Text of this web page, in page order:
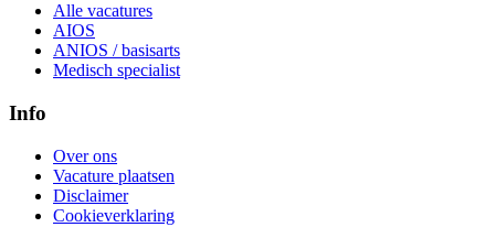
Alle vacatures
AIOS
ANIOS / basisarts
Medisch specialist
Info
Over ons
Vacature plaatsen
Disclaimer
Cookieverklaring